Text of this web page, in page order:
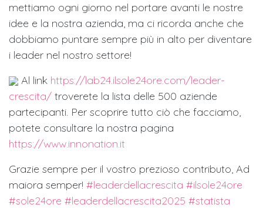
mettiamo ogni giorno nel portare avanti le nostre
idee e la nostra azienda, ma ci ricorda anche che
dobbiamo puntare sempre più in alto per diventare
i leader nel nostro settore!
Al link https://lab24.ilsole24ore.com/leader-
crescita/ troverete la lista delle 500 aziende
partecipanti. Per scoprire tutto ciò che facciamo,
potete consultare la nostra pagina
https://www.innonation.it
Grazie sempre per il vostro prezioso contributo, Ad
maiora semper! #leaderdellacrescita #ilsole24ore
#sole24ore #leaderdellacrescita2025 #statista